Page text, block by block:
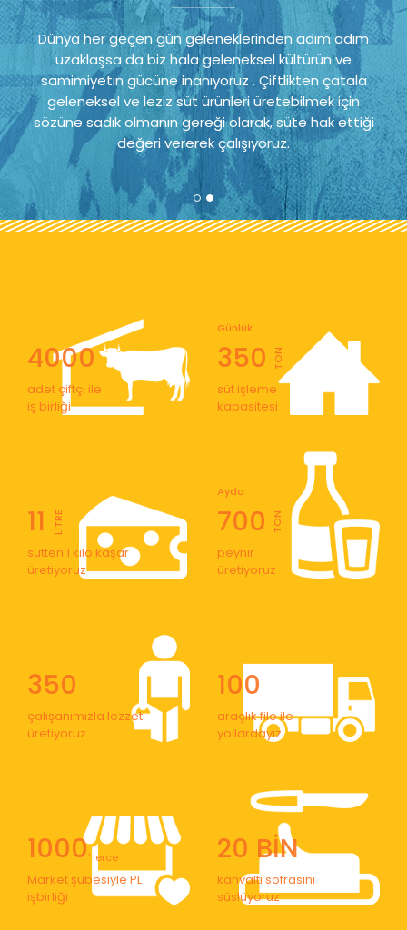
Dünya her geçen gün geleneklerinden adım adım
uzaklaşsa da biz hala geleneksel kültürün ve
samimiyetin gücüne inanıyoruz . Çiftlikten çatala
geleneksel ve leziz süt ürünleri üretebilmek için
sözüne sadık olmanın gereği olarak, süte hak ettiği
değeri vererek çalışıyoruz.
4000
adet çiftçi ile
iş birliği
350
Günlük
TON
süt işleme
kapasitesi
11 LİTRE
sütten 1 kilo kaşar
üretiyoruz
700
Ayda
TON
peynir
üretiyoruz
350
çalışanımızla lezzet
üretiyoruz
100
araçlık filo ile
yollardayız
1000' lerce
Market şubesiyle PL
işbirliği
20 BİN
kahvaltı sofrasını
süslüyoruz